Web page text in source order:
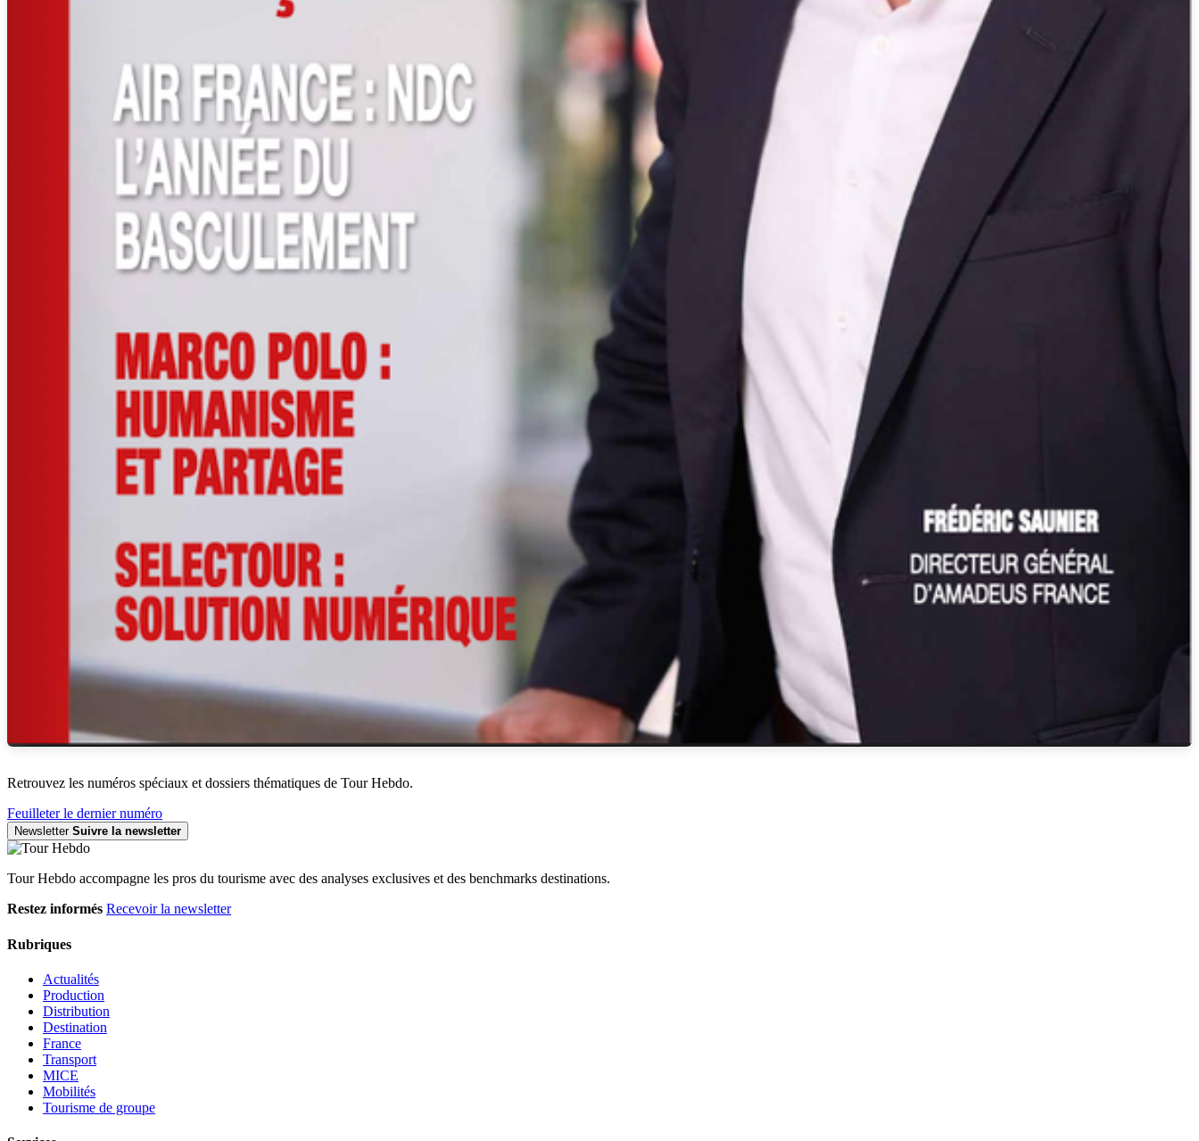
Retrouvez les numéros spéciaux et dossiers thématiques de Tour Hebdo.
Feuilleter le dernier numéro
Newsletter Suivre la newsletter
Tour Hebdo accompagne les pros du tourisme avec des analyses exclusives et des benchmarks destinations.
Restez informés Recevoir la newsletter
Rubriques
Actualités
Production
Distribution
Destination
France
Transport
MICE
Mobilités
Tourisme de groupe